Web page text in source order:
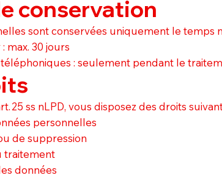
conservation
sont conservées uniquement le temps
max. 30 jours
: seulement pendant le
25 ss nLPD, vous disposez des droits
personnelles
de suppression
traitement
données